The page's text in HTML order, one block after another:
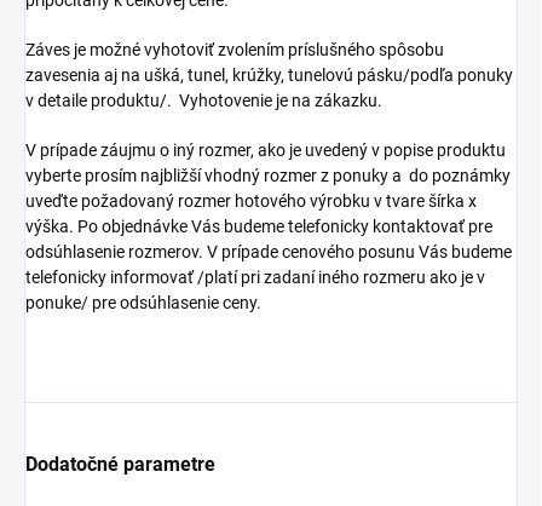
Záves je možné vyhotoviť zvolením príslušného spôsobu
zavesenia aj na ušká, tunel, krúžky, tunelovú pásku/podľa ponuky
v detaile produktu/. Vyhotovenie je na zákazku.
V prípade záujmu o iný rozmer, ako je uvedený v popise produktu
vyberte prosím najbližší vhodný rozmer z ponuky a do poznámky
uveďte požadovaný rozmer hotového výrobku v tvare šírka x
výška. Po objednávke Vás budeme telefonicky kontaktovať pre
odsúhlasenie rozmerov. V prípade cenového posunu Vás budeme
telefonicky informovať /platí pri zadaní iného rozmeru ako je v
ponuke/ pre odsúhlasenie ceny.
Dodatočné parametre